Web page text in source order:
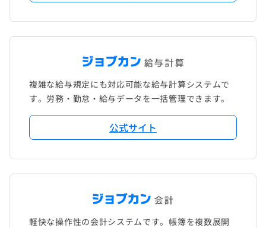
複雑な給与規定にも対応可能な給与計算システムで
す。労務・勤怠・給与データを一括管理できます。
公式サイト
軽快な操作性の会計システムです。帳簿を複数展開